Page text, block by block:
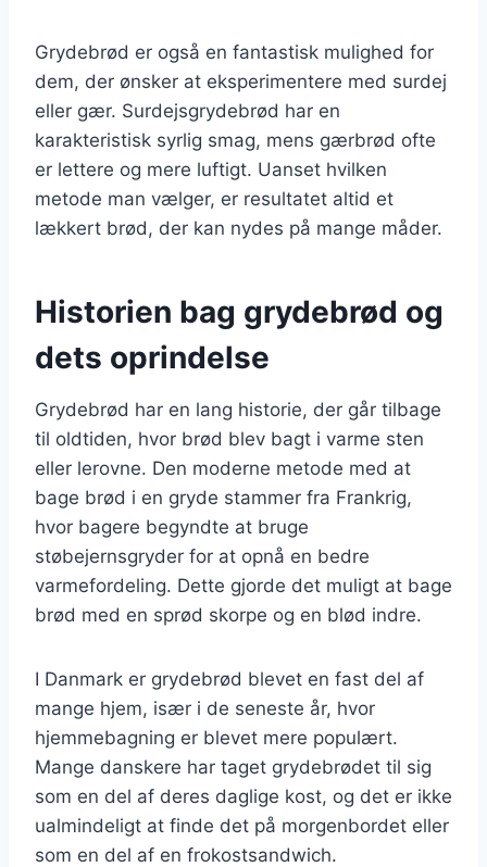
Grydebrød er også en fantastisk mulighed for
dem, der ønsker at eksperimentere med surdej
eller gær. Surdejsgrydebrød har en
karakteristisk syrlig smag, mens gærbrød ofte
er lettere og mere luftigt. Uanset hvilken
metode man vælger, er resultatet altid et
lækkert brød, der kan nydes på mange måder.
Historien bag grydebrød og
dets oprindelse
Grydebrød har en lang historie, der går tilbage
til oldtiden, hvor brød blev bagt i varme sten
eller lerovne. Den moderne metode med at
bage brød i en gryde stammer fra Frankrig,
hvor bagere begyndte at bruge
støbejernsgryder for at opnå en bedre
varmefordeling. Dette gjorde det muligt at bage
brød med en sprød skorpe og en blød indre.
I Danmark er grydebrød blevet en fast del af
mange hjem, især i de seneste år, hvor
hjemmebagning er blevet mere populært.
Mange danskere har taget grydebrødet til sig
som en del af deres daglige kost, og det er ikke
ualmindeligt at finde det på morgenbordet eller
som en del af en frokostsandwich.